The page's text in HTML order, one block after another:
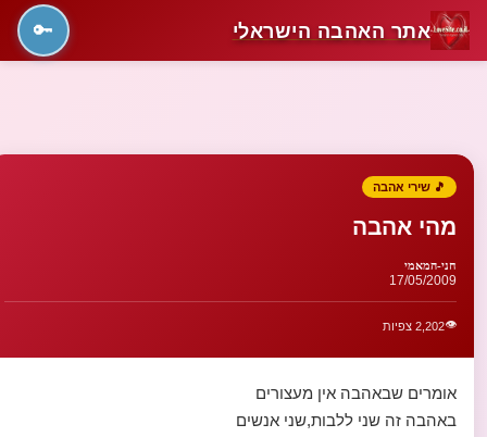
אתר האהבה הישראלי 🔑
🎵 שירי אהבה
מהי אהבה
חני-המאמי
17/05/2009
👁️2,202 צפיות
אומרים שבאהבה אין מעצורים
באהבה זה שני ללבות,שני אנשים